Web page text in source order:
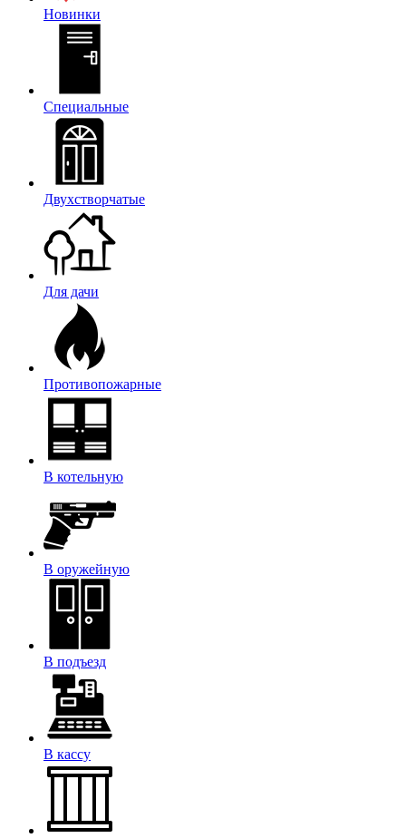
Новинки
Специальные
Двухстворчатые
Для дачи
Противопожарные
В котельную
В оружейную
В подъезд
В кассу